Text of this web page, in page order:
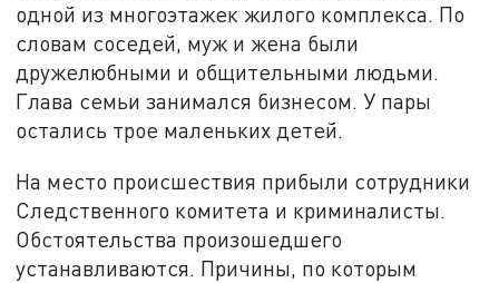
одной из многоэтажек жилого комплекса. По
словам соседей, муж и жена были
дружелюбными и общительными людьми.
Глава семьи занимался бизнесом. У пары
остались трое маленьких детей.
На место происшествия прибыли сотрудники
Следственного комитета и криминалисты.
Обстоятельства произошедшего
устанавливаются. Причины, по которым